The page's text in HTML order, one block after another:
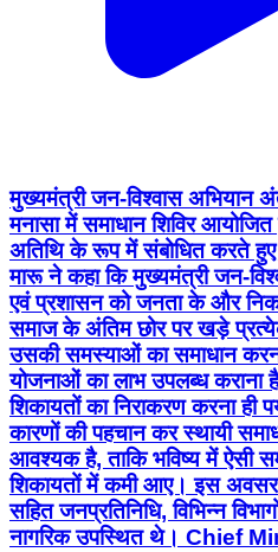
मुख्यमंत्री जन-विश्वास अभियान
मनासा में समाधान शिविर
अतिथि के रूप में संबोधित करते हुए
मारू ने कहा कि मुख्यमंत्री जन-
एवं प्रशासन को जनता के और
समाज के अंतिम छोर पर खड़े
उसकी समस्याओं का समाधान
योजनाओं का लाभ उपलब्ध कराना
शिकायतों का निराकरण करना ही
कारणों की पहचान कर स्थायी
आवश्यक है, ताकि भविष्य में ऐसी
शिकायतों में कमी आए। इस अवसर
सहित जनप्रतिनिधि, विभिन्न
नागरिक उपस्थित थे। Chief